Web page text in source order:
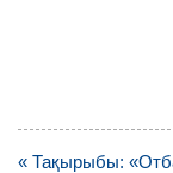
Навигация
« Тақырыбы: